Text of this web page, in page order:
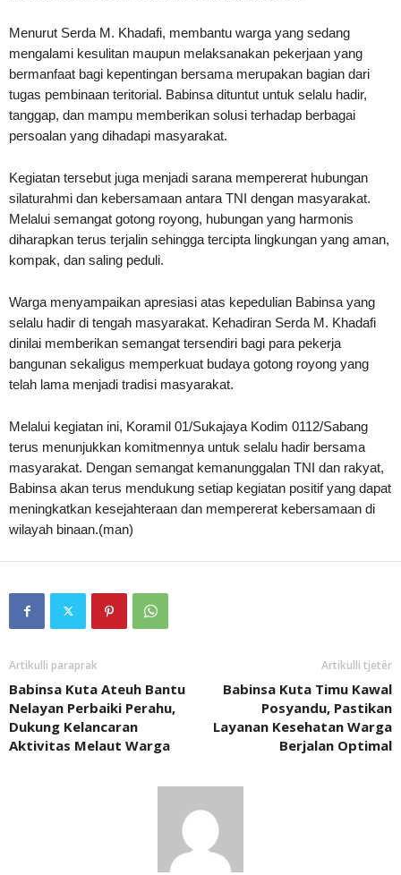
Menurut Serda M. Khadafi, membantu warga yang sedang
mengalami kesulitan maupun melaksanakan pekerjaan yang
bermanfaat bagi kepentingan bersama merupakan bagian dari
tugas pembinaan teritorial. Babinsa dituntut untuk selalu hadir,
tanggap, dan mampu memberikan solusi terhadap berbagai
persoalan yang dihadapi masyarakat.
Kegiatan tersebut juga menjadi sarana mempererat hubungan
silaturahmi dan kebersamaan antara TNI dengan masyarakat.
Melalui semangat gotong royong, hubungan yang harmonis
diharapkan terus terjalin sehingga tercipta lingkungan yang aman,
kompak, dan saling peduli.
Warga menyampaikan apresiasi atas kepedulian Babinsa yang
selalu hadir di tengah masyarakat. Kehadiran Serda M. Khadafi
dinilai memberikan semangat tersendiri bagi para pekerja
bangunan sekaligus memperkuat budaya gotong royong yang
telah lama menjadi tradisi masyarakat.
Melalui kegiatan ini, Koramil 01/Sukajaya Kodim 0112/Sabang
terus menunjukkan komitmennya untuk selalu hadir bersama
masyarakat. Dengan semangat kemanunggalan TNI dan rakyat,
Babinsa akan terus mendukung setiap kegiatan positif yang dapat
meningkatkan kesejahteraan dan mempererat kebersamaan di
wilayah binaan.(man)
Artikulli paraprak
Babinsa Kuta Ateuh Bantu
Nelayan Perbaiki Perahu,
Dukung Kelancaran
Aktivitas Melaut Warga
Artikulli tjetër
Babinsa Kuta Timu Kawal
Posyandu, Pastikan
Layanan Kesehatan Warga
Berjalan Optimal